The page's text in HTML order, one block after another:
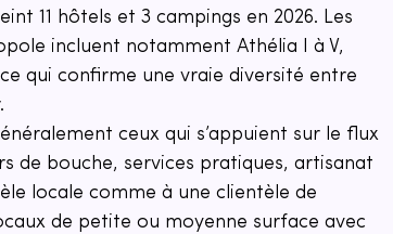
11 hôtels et 3 campings en 2026. Les
incluent notamment Athélia I à V,
qui confirme une vraie diversité entre
ceux qui s’appuient sur le flux
de bouche, services pratiques, artisanat
locale comme à une clientèle de
de petite ou moyenne surface avec